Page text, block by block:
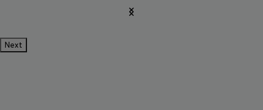
Next